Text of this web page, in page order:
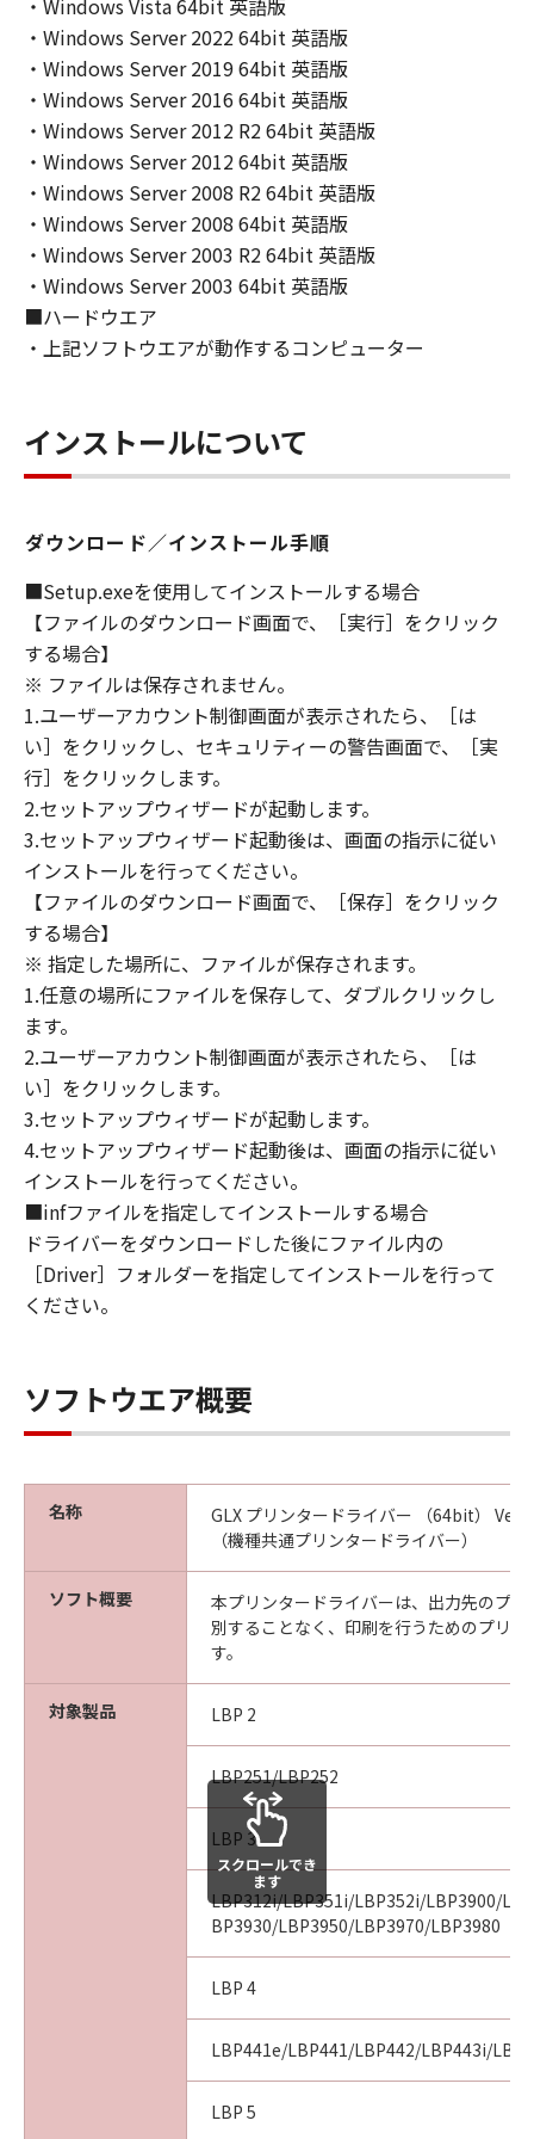
IMPLIED WARRANTIES OF MERCHANTABILITY
AND FITNESS FOR A PARTICULAR PURPOSE.
THE ENTIRE RISK AS TO THE QUALITY AND
PERFORMANCE OF THE SOFTWARE IS WITH
YOU. SHOULD THE SOFTWARE PROVE
DEFECTIVE, YOU ASSUME THE ENTIRE COST
OF ALL NECESSARY SERVICING, REPAIR OR
CORRECTION. SOME STATES OR LEGAL
JURISDICTIONS DO NOT ALLOW THE
EXCLUSION OF IMPLIED WARRANTIES, SO
THE ABOVE EXCLUSION MAY NOT APPLY TO
YOU.
RIGHTS WHICH VARY FROM STATE TO STATE
OR JURISDICTION TO JURISDICTION.
NEITHER CANON, CANON'S SUBSIDIARIES OR
DEALERS NOR CANON'S LICENSORS
CONTAINED IN THE SOFTWARE WILL MEET
YOUR REQUIREMENTS OR THAT THE
OPERATION OF THE SOFTWARE WILL BE
UNINTERRUPTED OR ERROR FREE.
[NO LIABILITY FOR DAMAGES] IN NO EVENT
SHALL EITHER CANON, CANON'S
SUBSIDIARIES OR AFFILIATES, THEIR
DISTRIBUTORS DEALERS OR CANON'S
LICENSORS BE LIABLE FOR ANY DAMAGES
WHATSOEVER (INCLUDING WITHOUT
LIMITATION, LOSS OF BUSINESS PROFITS,
LOSS OF BUSINESS INFORMATION, LOSS OF
BUSINESS INTERRUPTION OR OTHER
COMPENSATORY, INCIDENTAL OR
CONSEQUENTIAL DAMAGES) ARISING OUT OF
THE SOFTWARE, USE THEREOF OR INABILITY
TO USE THE SOFTWARE EVEN IF EITHER
CANON, CANON'S SUBSIDIARIES OR
AFFILIATES, THEIR DISTRIBUTORS, DEALERS
OR CANON'S LICENSORS HAVE BEEN ADVISED
OF THE POSSIBILITY OF SUCH DAMAGES.
SOME STATES OR LEGAL JURISDICTIONS DO
NOT ALLOW THE LIMITATION OR EXCLUSION
OF LIABILITY FOR INCIDENTAL OR
CONSEQUENTIAL DAMAGES, OR PERSONAL
INJURY OR DEATH RESULTING FROM
MAY NOT APPLY TO YOU.
[RELEASE OF LIABILITY] TO THE FULL
YOU HEREBY RELEASE CANON, CANON'S
SUBSIDIARIES AND AFFILIATES, THEIR
DISTRIBUTORS, DEALERS AND CANON'S
LICENSORS FROM ANY AND ALL LIABILITY
ARISING FROM OR RELATED TO ALL CLAIMS
CONCERNING THE SOFTWARE OR ITS USE.
This Agreement is effective upon your
acceptance hereof by clicking the button
indicating your acceptance as stated below or
installing the SOFTWARE and remains in
effect until terminated. You may terminate
this Agreement by destroying the SOFTWARE
including any and all copies thereof.
This Agreement shall also terminate if you fail
to comply with any terms hereof. Upon
termination of this Agreement, in addition to
Canon enforcing its respective legal rights,
thereof. Notwithstanding the foregoing,
termination of this Agreement.
・Windows Vista 64bit 英語版
・Windows Server 2022 64bit 英語版
・Windows Server 2019 64bit 英語版
・Windows Server 2016 64bit 英語版
・Windows Server 2012 R2 64bit 英語版
・Windows Server 2012 64bit 英語版
・Windows Server 2008 R2 64bit 英語版
・Windows Server 2008 64bit 英語版
・Windows Server 2003 R2 64bit 英語版
・Windows Server 2003 64bit 英語版
■ハードウエア
・上記ソフトウエアが動作するコンピューター
インストールについて
ダウンロード／インストール手順
■Setup.exeを使用してインストールする場合
【ファイルのダウンロード画面で、［実行］をクリック
する場合】
※ ファイルは保存されません。
1.ユーザーアカウント制御画面が表示されたら、［は
い］をクリックし、セキュリティーの警告画面で、［実
行］をクリックします。
2.セットアップウィザードが起動します。
3.セットアップウィザード起動後は、画面の指示に従い
インストールを行ってください。
【ファイルのダウンロード画面で、［保存］をクリック
する場合】
※ 指定した場所に、ファイルが保存されます。
1.任意の場所にファイルを保存して、ダブルクリックし
ます。
2.ユーザーアカウント制御画面が表示されたら、［は
い］をクリックします。
3.セットアップウィザードが起動します。
4.セットアップウィザード起動後は、画面の指示に従い
インストールを行ってください。
■infファイルを指定してインストールする場合
ドライバーをダウンロードした後にファイル内の
［Driver］フォルダーを指定してインストールを行って
ください。
ソフトウエア概要
名称
GLX プリンタードライバー （64bit）
（機種共通プリンタードライバー）
ソフト概要
本プリンタードライバーは、出力先のプ
別することなく、印刷を行うためのプリ
す。
対象製品 LBP 2
LBP251/LBP252
LBP 3
LBP312i/LBP351i/LBP352i/LBP3900/
BP3930/LBP3950/LBP3970/LBP3980
LBP 4
LBP441e/LBP441/LBP442/LBP443i/
LBP 5
スクロールでき
ます